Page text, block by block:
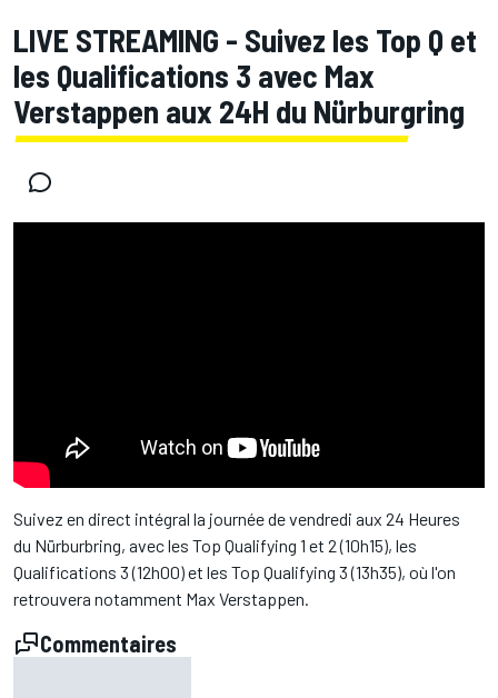
LIVE STREAMING - Suivez les Top Q et
les Qualifications 3 avec Max
Verstappen aux 24H du Nürburgring
Suivez en direct intégral la journée de vendredi aux 24 Heures
du Nürburbring, avec les Top Qualifying 1 et 2 (10h15), les
Qualifications 3 (12h00) et les Top Qualifying 3 (13h35), où l'on
retrouvera notamment Max Verstappen.
Commentaires